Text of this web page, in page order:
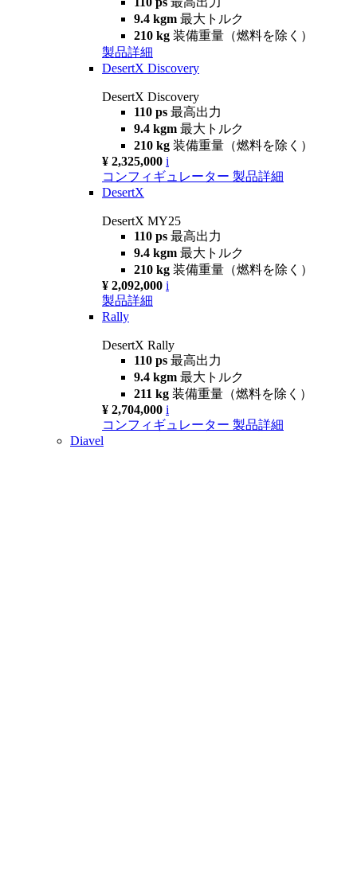
9.4 kgm 最大トルク
210 kg 装備重量（燃料を除く）
製品詳細
DesertX Discovery
DesertX Discovery
110 ps 最高出力
9.4 kgm 最大トルク
210 kg 装備重量（燃料を除く）
¥ 2,325,000 i
コンフィギュレーター 製品詳細
DesertX
DesertX MY25
110 ps 最高出力
9.4 kgm 最大トルク
210 kg 装備重量（燃料を除く）
¥ 2,092,000 i
製品詳細
Rally
DesertX Rally
110 ps 最高出力
9.4 kgm 最大トルク
211 kg 装備重量（燃料を除く）
¥ 2,704,000 i
コンフィギュレーター 製品詳細
Diavel